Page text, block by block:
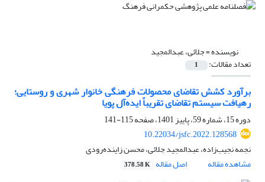
نویسنده =جلائی، عبدالمجید
تعداد مقالات: 1
برآورد کشش‌ تقاضای محصولات فرهنگی خانوار شهری و روستایی؛
رهیافت سیستم تقاضای تقریباً ایده‌آل پویا
دوره 15، شماره 59، پاییز 1401، صفحه
115-141
10.22034/jsfc.2022.128568
نجمه نجیب‌زاده، عبدالمجید جلائی، محسن زاینده‌رودی
مشاهده مقاله
اصل مقاله 378.58 K